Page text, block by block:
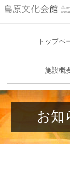
トップペ
施設概
お知